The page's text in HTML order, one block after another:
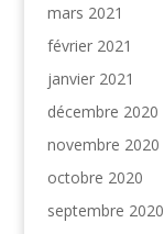
mars 2021
février 2021
janvier 2021
décembre 2020
novembre 2020
octobre 2020
septembre 2020